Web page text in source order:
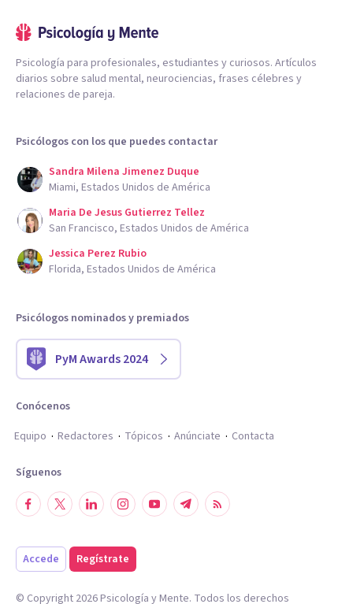
Psicología para profesionales, estudiantes y curiosos. Artículos
diarios sobre salud mental, neurociencias, frases célebres y
relaciones de pareja.
Psicólogos con los que puedes contactar
Sandra Milena Jimenez Duque
Miami, Estados Unidos de América
Maria De Jesus Gutierrez Tellez
San Francisco, Estados Unidos de América
Jessica Perez Rubio
Florida, Estados Unidos de América
Psicólogos nominados y premiados
PyM Awards 2024
Conócenos
Equipo
Redactores Tópicos Anúnciate Contacta
Síguenos
Accede Regístrate
© Copyright 2026Psicología y Mente. Todos los derechos